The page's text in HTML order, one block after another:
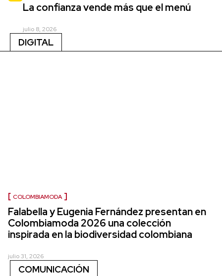
La confianza vende más que el menú
julio 8, 2026
DIGITAL
COLOMBIAMODA
Falabella y Eugenia Fernández presentan en
Colombiamoda 2026 una colección
inspirada en la biodiversidad colombiana
julio 31, 2026
COMUNICACIÓN